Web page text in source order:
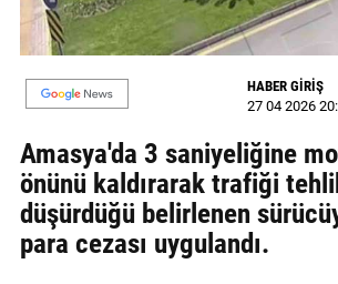
GALERİ
YAZARLAR
BİZE
ULAŞIN
Künye
HABER GİRİŞ
27 04 2026
Amasya'da 3 saniyeliğine
önünü kaldırarak trafiği
düşürdüğü belirlenen
para cezası uygulandı.